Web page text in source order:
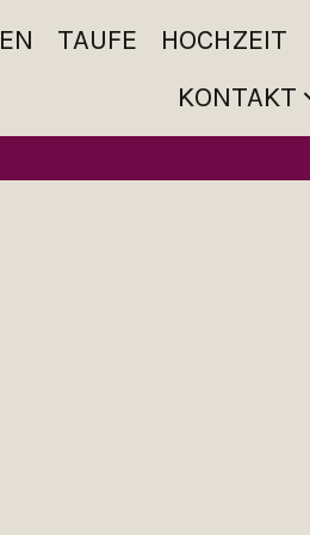
TAUFE HOCHZEIT
KONTAKT